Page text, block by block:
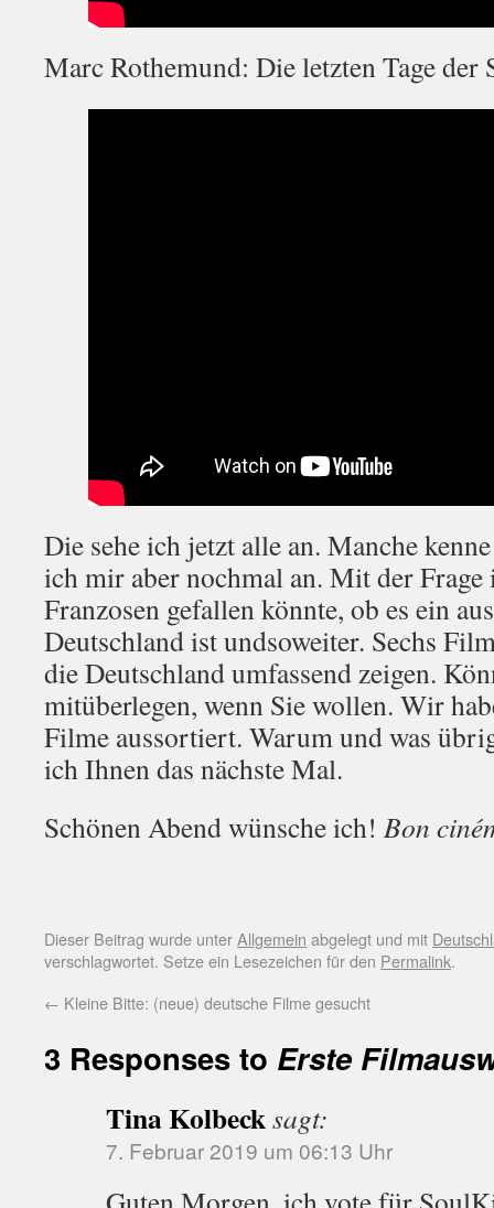
Marc Rothemund: Die letzten Tage der
Die sehe ich jetzt alle an. Manche
ich mir aber nochmal an. Mit der
Franzosen gefallen könnte, ob es ein
Deutschland ist undsoweiter. Sechs
die Deutschland umfassend zeigen.
mitüberlegen, wenn Sie wollen. Wir
Filme aussortiert. Warum und was
ich Ihnen das nächste Mal.
Schönen Abend wünsche ich! Bon
Dieser Beitrag wurde unterAllgemein abgelegt und mit
verschlagwortet. Setze ein Lesezeichen für den Permalink.
← Kleine Bitte: (neue) deutsche Filme gesucht
3 Responses to Erste
Tina Kolbecksagt:
7. Februar 2019 um 06:13 Uhr